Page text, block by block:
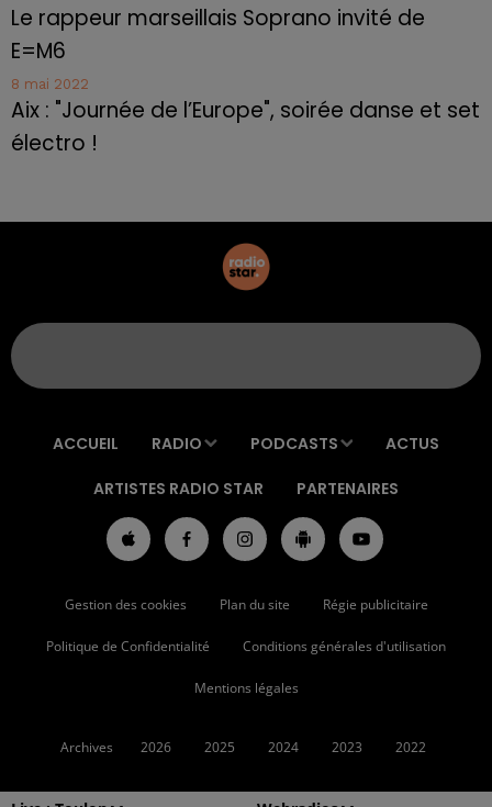
Le rappeur marseillais Soprano invité de
E=M6
8 mai 2022
Aix : "Journée de l’Europe", soirée danse et set
électro !
ACCUEIL RADIO PODCASTS ACTUS
ARTISTES RADIO STAR PARTENAIRES
Gestion des cookies Plan du site Régie publicitaire
Politique de Confidentialité Conditions générales d'utilisation
Mentions légales
Archives 2026 2025 2024 2023 2022